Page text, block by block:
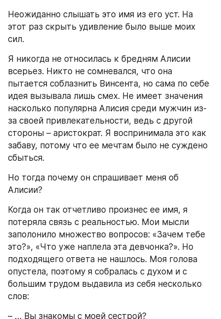
Неожиданно слышать это имя из его уст. На
этот раз скрыть удивление было выше моих
сил.
Я никогда не относилась к бредням Алисии
всерьез. Никто не сомневался, что она
пытается соблазнить Винсента, но сама по себе
идея вызывала лишь смех. Не имеет значения
насколько популярна Алисия среди мужчин из-
за своей привлекательности, ведь с другой
стороны – аристократ. Я воспринимала это как
забаву, потому что ее мечтам было не суждено
сбыться.
Но тогда почему он спрашивает меня об
Алисии?
Когда он так отчетливо произнес ее имя, я
потеряла связь с реальностью. Мои мысли
заполонило множество вопросов: «Зачем тебе
это?», «Что уже наплела эта девчонка?». Но
подходящего ответа не нашлось. Моя голова
опустела, поэтому я собралась с духом и с
большим трудом выдавила из себя несколько
слов:
– … Вы знакомы с моей сестрой?